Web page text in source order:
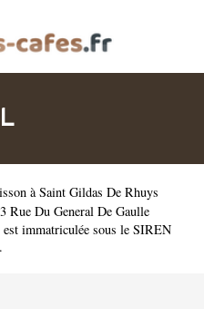
à Saint Gildas De Rhuys
Rue Du General De Gaulle
immatriculée sous le SIREN